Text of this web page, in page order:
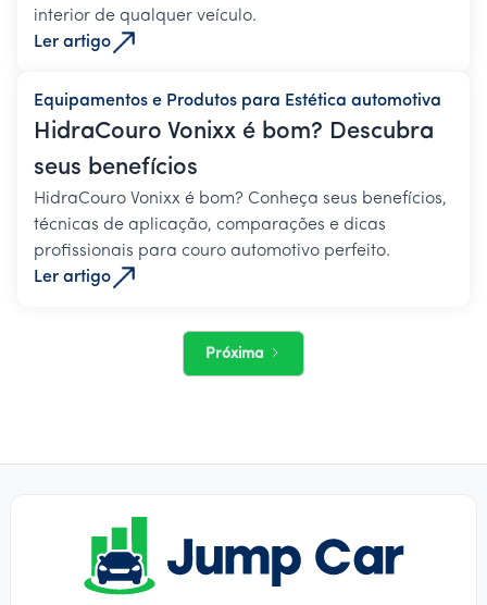
interior de qualquer veículo.
Ler artigo
Equipamentos e Produtos para Estética automotiva
HidraCouro Vonixx é bom? Descubra
seus benefícios
HidraCouro Vonixx é bom? Conheça seus benefícios,
técnicas de aplicação, comparações e dicas
profissionais para couro automotivo perfeito.
Ler artigo
Próxima